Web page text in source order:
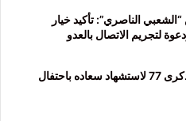
الناصري”: تأكيد خيار
لتجريم الاتصال بالعدو
منفذية عكار في القومي تحيي الذكرى 77 لاستشهاد سعاده باحتفال